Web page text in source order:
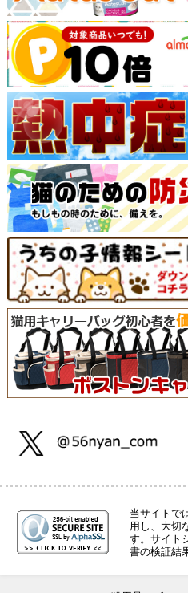
当サイトで
用し、大切
す。サイト
書の検証結